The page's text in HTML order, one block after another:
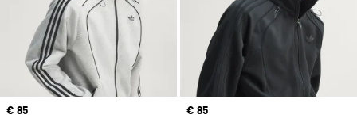
Price
€ 85
Price
€ 85